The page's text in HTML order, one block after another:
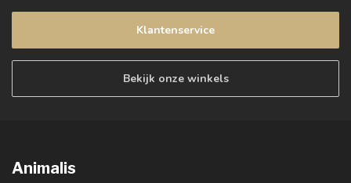
Klantenservice
Bekijk onze winkels
Animalis